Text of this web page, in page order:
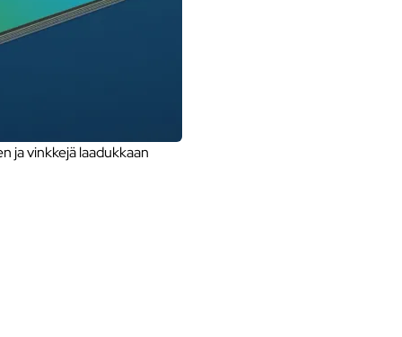
ja vinkkejä laadukkaan